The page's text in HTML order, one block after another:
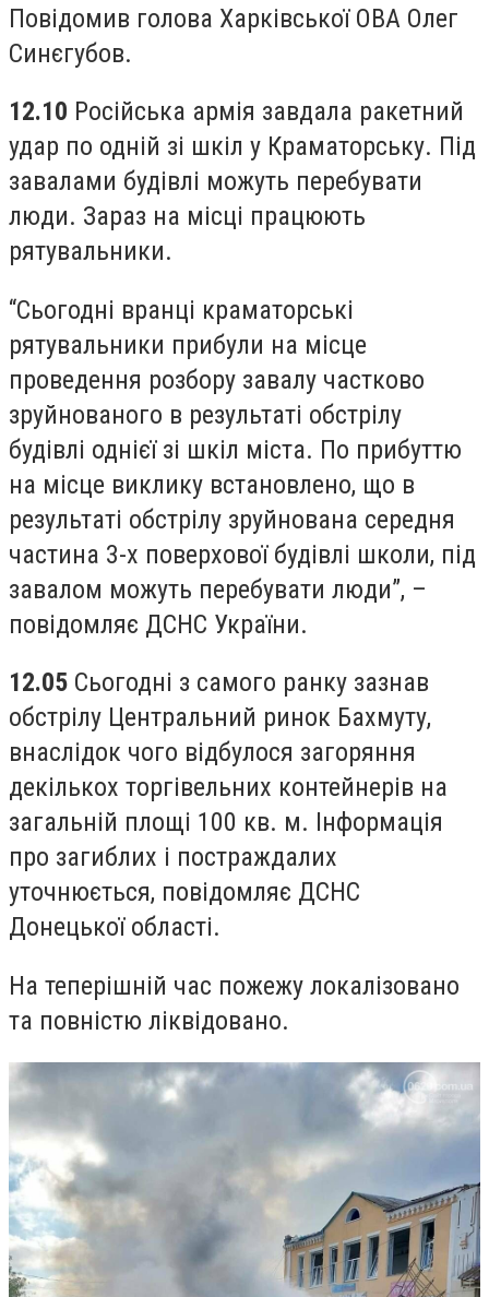
Повідомив голова Харківської ОВА Олег
Синєгубов.
12.10 Російська армія завдала ракетний
удар по одній зі шкіл у Краматорську. Під
завалами будівлі можуть перебувати
люди. Зараз на місці працюють
рятувальники.
“Сьогодні вранці краматорські
рятувальники прибули на місце
проведення розбору завалу частково
зруйнованого в результаті обстрілу
будівлі однієї зі шкіл міста. По прибуттю
на місце виклику встановлено, що в
результаті обстрілу зруйнована середня
частина 3-х поверхової будівлі школи, під
завалом можуть перебувати люди”, –
повідомляє ДСНС України.
12.05 Сьогодні з самого ранку зазнав
обстрілу Центральний ринок Бахмуту,
внаслідок чого відбулося загоряння
декількох торгівельних контейнерів на
загальній площі 100 кв. м. Інформація
про загиблих і постраждалих
уточнюється, повідомляє ДСНС
Донецької області.
На теперішній час пожежу локалізовано
та повністю ліквідовано.